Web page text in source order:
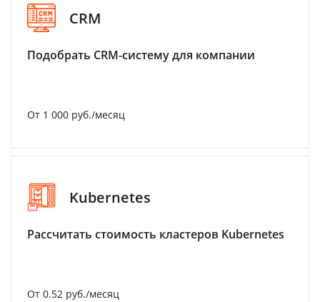
CRM
Подобрать CRM-систему для компании
От 1 000 руб./месяц
Kubernetes
Рассчитать стоимость кластеров Kubernetes
От 0.52 руб./месяц